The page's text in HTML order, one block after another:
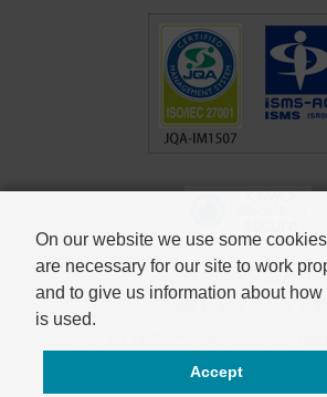
個人情報保護方針
SSL対応ページからの情報送信は暗号化に
On our website we use some
are necessary for our site to work
and to give us information about how
is used.
Accept